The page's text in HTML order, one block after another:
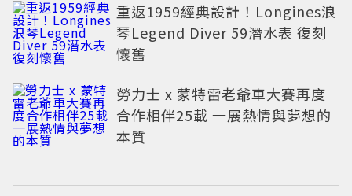
重返1959經典設計！Longines浪
琴Legend Diver 59潛水表 復刻
懷舊
勞力士 x 蒙特雷老爺車大賽再度
合作相伴25載 一展熱情與夢想的
本質